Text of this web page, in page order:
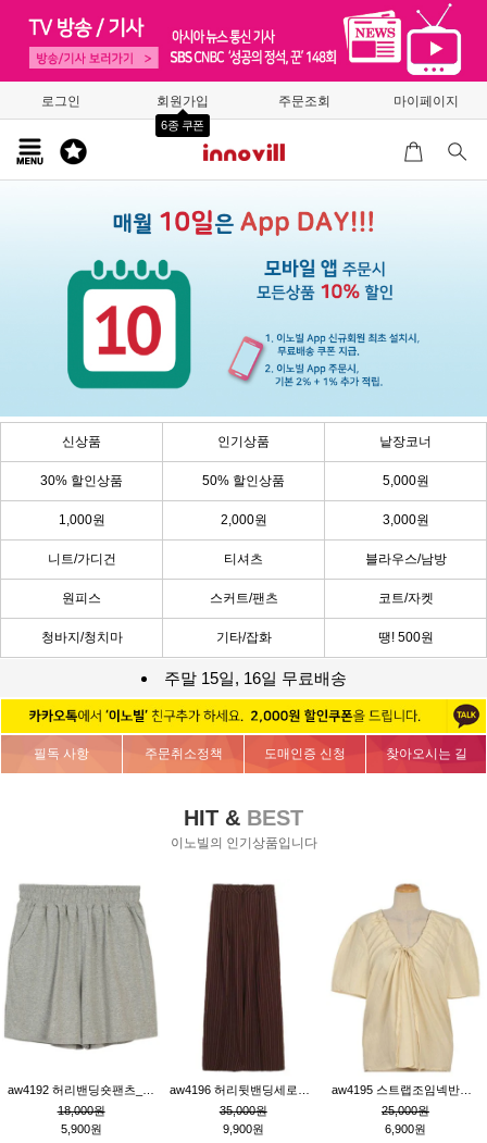
로그인 회원가입
6종 쿠폰
주문조회 마이페이지
신상품 인기상품 낱장코너
30% 할인상품 50% 할인상품 5,000원
1,000원 2,000원 3,000원
니트/가디건 티셔츠 블라우스/남방
원피스 스커트/팬츠 코트/자켓
청바지/청치마 기타/잡화 땡! 500원
주말 15일, 16일 무료배송
필독 사항 주문취소정책 도매인증 신청 찾아오시는 길
HIT & BEST
이노빌의 인기상품입니다
18,000원
5,900원
35,000원
9,900원
25,000원
6,900원